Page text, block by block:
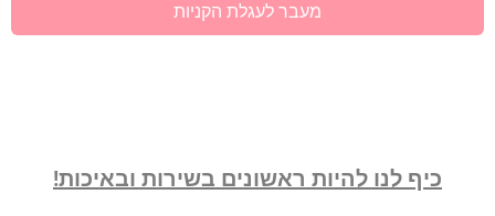
מעבר לעגלת הקניות
כיף לנו להיות ראשונים בשירות ובאיכות!